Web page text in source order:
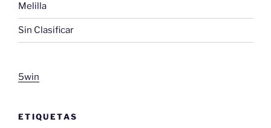
Melilla
Sin Clasificar
5win
ETIQUETAS